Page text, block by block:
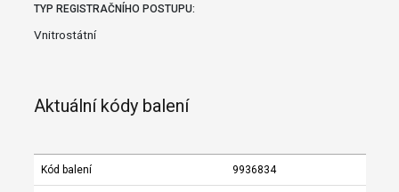
TYP REGISTRAČNÍHO POSTUPU:
Vnitrostátní
Aktuální kódy balení
Kód balení 9936834